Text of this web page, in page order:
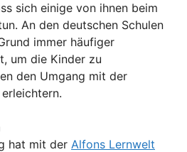
sich einige von ihnen beim
An den deutschen Schulen
immer häufiger
um die Kinder zu
den Umgang mit der
hat mit der Alfons Lernwelt